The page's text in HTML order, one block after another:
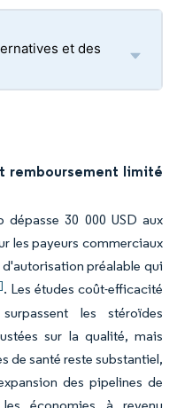
et des
remboursement limité
dépasse 30 000 USD aux
les payeurs commerciaux
préalable qui
. Les études coût-efficacité
les stéroïdes
sur la qualité, mais
de santé reste substantiel,
des pipelines de